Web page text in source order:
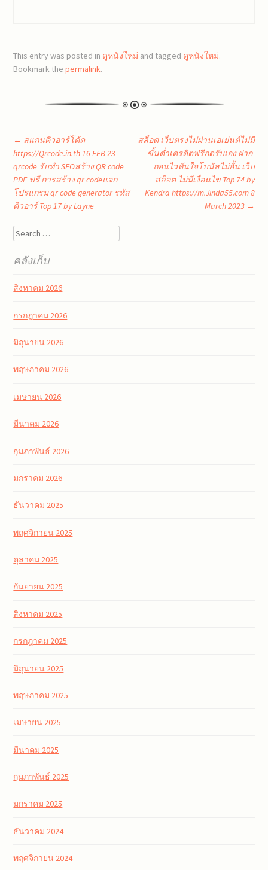
This entry was posted in ดูหนังใหม่ and tagged ดูหนังใหม่.
Bookmark thepermalink.
Post
navigation
← สแกนคิวอาร์โค้ด
https://Qrcode.in.th 16 FEB 23
qrcode รับทำ SEOสร้าง QR code
PDF ฟรี การสร้าง qr codeแจก
โปรแกรม qr code generator รหัส
คิวอาร์ Top 17 by Layne
สล็อต เว็บตรงไม่ผ่านเอเย่นต์ไม่มี
ขั้นต่ำเครดิตฟรีกดรับเอง ฝาก-
ถอนไวทันใจโบนัสไม่อั้น เว็บ
สล็อต ไม่มีเงื่อนไข Top 74 by
Kendra https://m.Jinda55.com 8
March 2023 →
Search
คลังเก็บ
สิงหาคม 2026
กรกฎาคม 2026
มิถุนายน 2026
พฤษภาคม 2026
เมษายน 2026
มีนาคม 2026
กุมภาพันธ์ 2026
มกราคม 2026
ธันวาคม 2025
พฤศจิกายน 2025
ตุลาคม 2025
กันยายน 2025
สิงหาคม 2025
กรกฎาคม 2025
มิถุนายน 2025
พฤษภาคม 2025
เมษายน 2025
มีนาคม 2025
กุมภาพันธ์ 2025
มกราคม 2025
ธันวาคม 2024
พฤศจิกายน 2024